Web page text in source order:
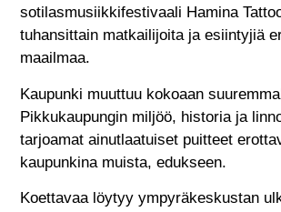
sotilasmusiikkifestivaali Hamina
tuhansittain matkailijoita ja esiintyjiä
maailmaa.
Kaupunki muuttuu kokoaan
Pikkukaupungin miljöö, historia ja
tarjoamat ainutlaatuiset puitteet
kaupunkina muista, edukseen.
Koettavaa löytyy ympyräkeskustan